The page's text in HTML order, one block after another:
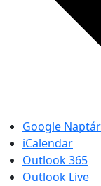
Google Naptár
iCalendar
Outlook 365
Outlook Live